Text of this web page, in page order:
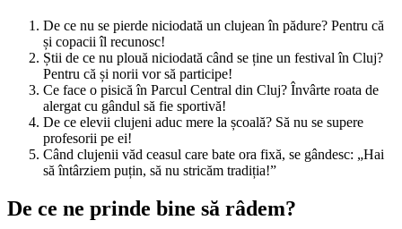
De ce nu se pierde niciodată un clujean în pădure? Pentru că
și copacii îl recunosc!
Știi de ce nu plouă niciodată când se ține un festival în Cluj?
Pentru că și norii vor să participe!
Ce face o pisică în Parcul Central din Cluj? Învârte roata de
alergat cu gândul să fie sportivă!
De ce elevii clujeni aduc mere la școală? Să nu se supere
profesorii pe ei!
Când clujenii văd ceasul care bate ora fixă, se gândesc: „Hai
să întârziem puțin, să nu stricăm tradiția!”
De ce ne prinde bine să râdem?